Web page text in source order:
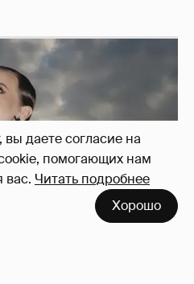
даете согласие на
помогающих нам
вас. Читать подробнее
Хорошо